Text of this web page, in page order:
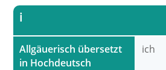
Allgäuerisch übersetzt
in Hochdeutsch
i
ich